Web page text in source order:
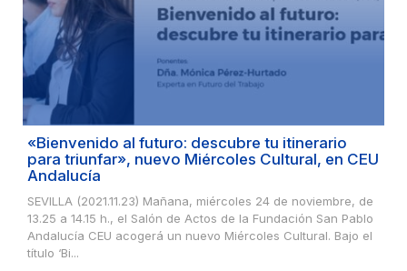
«Bienvenido al futuro: descubre tu itinerario
para triunfar», nuevo Miércoles Cultural, en CEU
Andalucía
SEVILLA (2021.11.23) Mañana, miércoles 24 de noviembre, de
13.25 a 14.15 h., el Salón de Actos de la Fundación San Pablo
Andalucía CEU acogerá un nuevo Miércoles Cultural. Bajo el
título ‘Bi...